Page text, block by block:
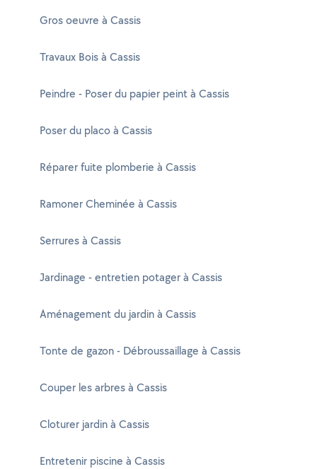
Gros oeuvre à Cassis
Travaux Bois à Cassis
Peindre - Poser du papier peint à Cassis
Poser du placo à Cassis
Réparer fuite plomberie à Cassis
Ramoner Cheminée à Cassis
Serrures à Cassis
Jardinage - entretien potager à Cassis
Aménagement du jardin à Cassis
Tonte de gazon - Débroussaillage à Cassis
Couper les arbres à Cassis
Cloturer jardin à Cassis
Entretenir piscine à Cassis